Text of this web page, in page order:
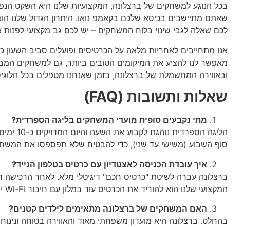
בכל הנוגע למשחקים של ברצלונה, המקצועיות שלנו היא השקט
לכם שאלה לגבי שינוי בלוח המשחקים – יש לכם גב מקצועי לפנות
אנו מתחייבים לאחריות מלאה על הכרטיסים ופועלים סביב
מאפשר לנו להציע את המיקומים הטובים ביותר, גם למשחקים
ובאווירה המחשמלת של ברצלונה, בזמן שאנחנו מטפלים בכל
שאלות ותשובות (FAQ)
מתי נקבעים סופית מועדי המשחקים בליגה הספרדית?
סוף השבוע (משישי עד שני), כדי להבטיח שלא תפספסו את המשחק
איך עובדת הכניסה לאצטדיון עם כרטיס בטלפון הנייד?
המקצועי שלנו הוא להוריד את הכרטיס עוד במלון עם חיבור Wi-Fi יציב, ולא להסתמך על רשת האינטרנט הסלולרית באזור האצטדיון שנוטה לקרוס בגלל העומס.
האם המשחקים של ברצלונה מתאימים לילדים קטנים?
בהחלט. ברצלונה היא מועדון משפחתי מאוד והאווירה בטוחה